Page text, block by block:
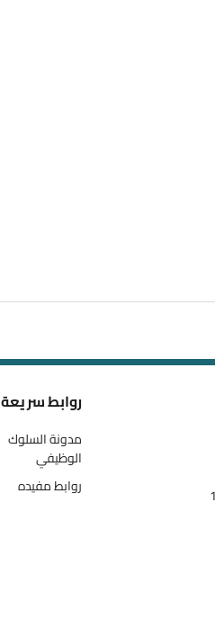
روابط سريعة
مدونة السلوك
الوظيفي
روابط مفيده